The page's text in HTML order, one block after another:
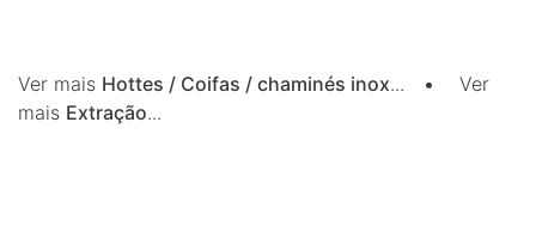
Ver mais Hottes / Coifas / chaminés inox... • Ver
mais Extração...